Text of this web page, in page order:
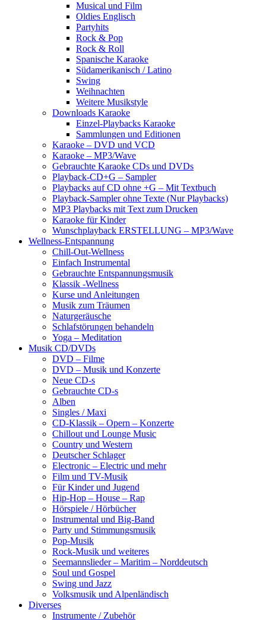
Musical und Film
Oldies Englisch
Partyhits
Rock & Pop
Rock & Roll
Spanische Karaoke
Südamerikanisch / Latino
Swing
Weihnachten
Weitere Musikstyle
Downloads Karaoke
Einzel-Playbacks Karaoke
Sammlungen und Editionen
Karaoke – DVD und VCD
Karaoke – MP3/Wave
Gebrauchte Karaoke CDs und DVDs
Playback-CD+G – Sampler
Playbacks auf CD ohne +G – Mit Textbuch
Playback-Sampler ohne Texte (Nur Playbacks)
MP3 Playbacks mit Text zum Drucken
Karaoke für Kinder
Wunschplayback ERSTELLUNG – MP3/Wave
Wellness-Entspannung
Chill-Out-Wellness
Einfach Instrumental
Gebrauchte Entspannungsmusik
Klassik -Wellness
Kurse und Anleitungen
Musik zum Träumen
Naturgeräusche
Schlafstörungen behandeln
Yoga – Meditation
Musik CD/DVDs
DVD – Filme
DVD – Musik und Konzerte
Neue CD-s
Gebrauchte CD-s
Alben
Singles / Maxi
CD-Klassik – Opern – Konzerte
Chillout und Lounge Music
Country und Western
Deutscher Schlager
Electronic – Electric und mehr
Film und TV-Musik
Für Kinder und Jugend
Hip-Hop – House – Rap
Hörspiele / Hörbücher
Instrumental und Big-Band
Party und Stimmungsmusik
Pop-Musik
Rock-Musik und weiteres
Seemannslieder – Maritim – Norddeutsch
Soul und Gospel
Swing und Jazz
Volksmusik und Alpenländisch
Diverses
Instrumente / Zubehör